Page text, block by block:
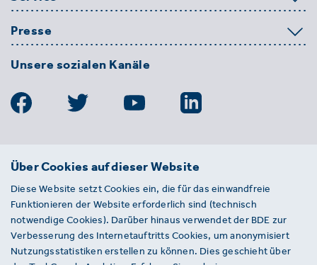
Presse
Unsere sozialen Kanäle
BDE
Entsorgungs-, Wasser- und
Kreislaufwirtschaft e. V.
Von-der-Heydt-Straße 2
D 10785 Berlin
Über Cookies auf dieser Website
Diese Website setzt Cookies ein, die für das einwandfreie
Funktionieren der Website erforderlich sind (technisch
notwendige Cookies). Darüber hinaus verwendet der BDE zur
Verbesserung des Internetauftritts Cookies, um anonymisiert
Nutzungsstatistiken erstellen zu können. Dies geschieht über